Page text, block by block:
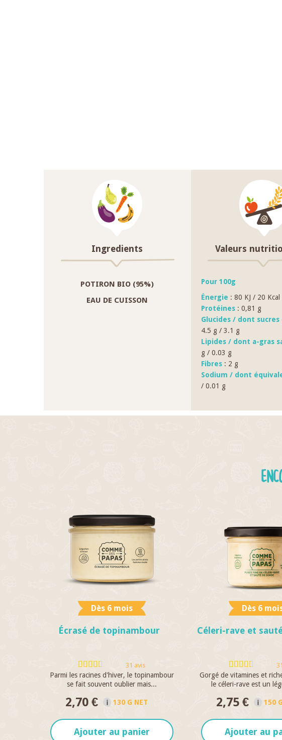
Ingredients
POTIRON BIO (95%)
EAU DE CUISSON
Valeurs
Pour 100g
Énergie : 80 KJ / 20 Kcal
Protéines: 0,81 g
Glucides / dont
4.5 g / 3.1 g
Lipides / dont a-gras
g / 0.03 g
Fibres: 2 g
Sodium / dont
/ 0.01 g
Dès 6 mois
Écrasé de topinambour
31 avis
Parmi les racines d'hiver, le topinambour
se fait souvent oublier mais...
2,70 € 130 G NET
Ajouter au panier
Dès 6
Céleri-rave et
Gorgé de vitamines et
le céleri-rave est un
2,75 € 150
Ajouter au